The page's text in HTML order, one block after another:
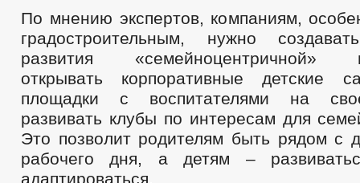
По мнению экспертов, компаниям,
градостроительным, нужно
развития «семейноцентричной»
открывать корпоративные детские
площадки с воспитателями на
развивать клубы по интересам для
Это позволит родителям быть рядом с
рабочего дня, а детям –
адаптироваться.